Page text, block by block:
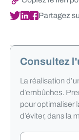
Partagez
Consultez
La réalisation
d’embûches.
pour optimaliser
d’éviter, dans la